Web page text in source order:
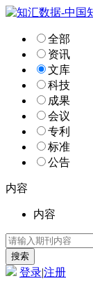
全部
资讯
文库
科技
成果
会议
专利
标准
公告
内容
内容
登录|注册